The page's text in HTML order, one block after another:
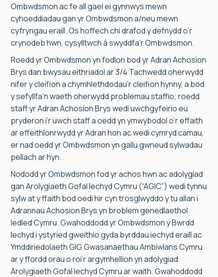
Ombwdsmon ac fe all gael ei gynnwys mewn
cyhoeddiadau gan yr Ombwdsmon a/neu mewn
cyfryngau eraill. Os hoffech chi drafod y defnydd o’r
crynodeb hwn, cysylltwch â swyddfa’r Ombwdsmon.
Roedd yr Ombwdsmon yn fodlon bod yr Adran Achosion
Brys dan bwysau eithriadol ar 3/4 Tachwedd oherwydd
nifer y cleifion a chymhlethdodau’r cleifion hynny, a bod
y sefyllfa’n waeth oherwydd problemau staffio; roedd
staff yr Adran Achosion Brys wedi uwchgyfeirio eu
pryderon i’r uwch staff a oedd yn ymwybodol o’r effaith
ar effeithlonrwydd yr Adran hon ac wedi cymryd camau,
er nad oedd yr Ombwdsmon yn gallu gwneud sylwadau
pellach ar hyn.
Nododd yr Ombwdsmon fod yr achos hwn ac adolygiad
gan Arolygiaeth Gofal Iechyd Cymru (“AGIC”) wedi tynnu
sylw at y ffaith bod oedi hir cyn trosglwyddo y tu allan i
Adrannau Achosion Brys yn broblem genedlaethol
ledled Cymru. Gwahoddodd yr Ombwdsmon y Bwrdd
Iechyd i ystyried gweithio gyda byrddau iechyd eraill ac
Ymddiriedolaeth GIG Gwasanaethau Ambiwlans Cymru
ar y ffordd orau o roi’r argymhellion yn adolygiad
Arolygiaeth Gofal Iechyd Cymru ar waith. Gwahoddodd